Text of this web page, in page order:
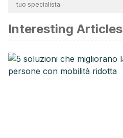
tuo specialista.
Interesting Articles